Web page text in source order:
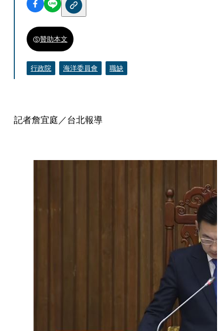
贊助本文
行政院 海洋委員會 職缺
記者詹宜庭／台北報導